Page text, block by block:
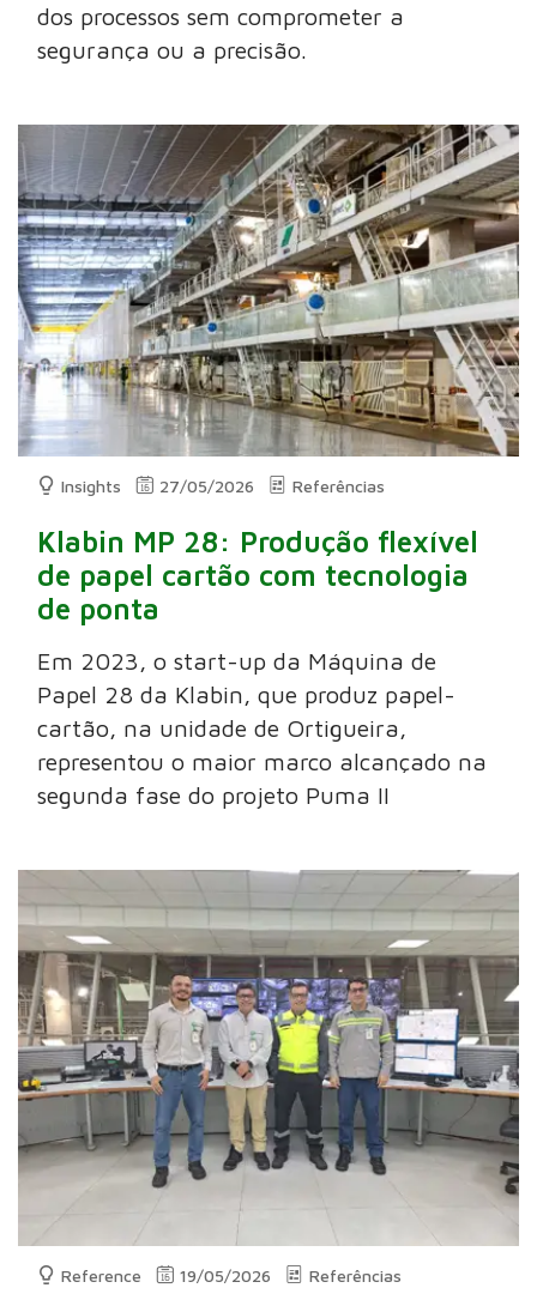
dos processos sem comprometer a
segurança ou a precisão.
Insights 27/05/2026 Referências
Klabin MP 28: Produção flexível
de papel cartão com tecnologia
de ponta
Em 2023, o start-up da Máquina de
Papel 28 da Klabin, que produz papel-
cartão, na unidade de Ortigueira,
representou o maior marco alcançado na
segunda fase do projeto Puma II
Reference 19/05/2026 Referências